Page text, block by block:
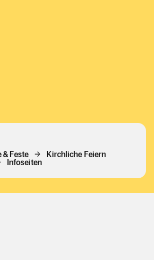
& Feste
Kirchliche Feiern
Infoseiten